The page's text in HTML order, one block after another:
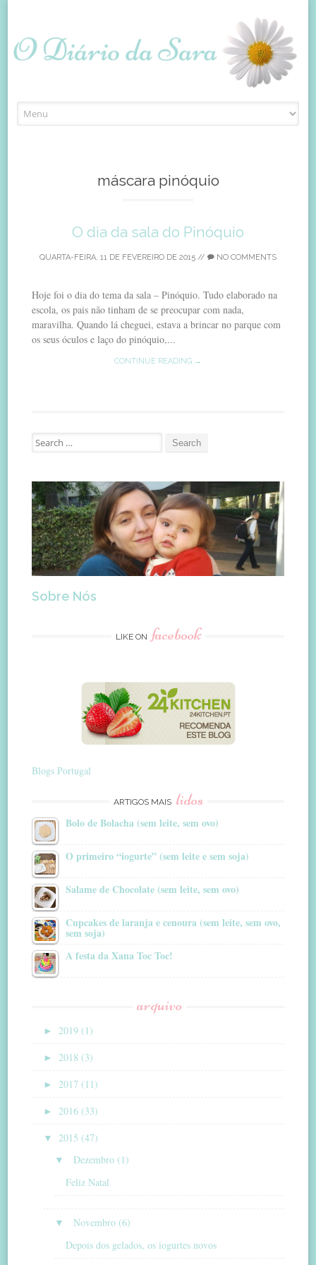
to
máscara pinóquio
O dia da sala do Pinóquio
QUARTA-FEIRA, 11 DE FEVEREIRO DE 2015 // NO COMMENTS
Hoje foi o dia do tema da sala – Pinóquio. Tudo elaborado na
escola, os pais não tinham de se preocupar com nada,
maravilha. Quando lá cheguei, estava a brincar no parque com
os seus óculos e laço do pinóquio,...
CONTINUE READING →
Search
for:
Sobre Nós
LIKE ON facebook
Blogs Portugal
ARTIGOS MAIS lidos
Bolo de Bolacha (sem leite, sem ovo)
O primeiro “iogurte” (sem leite e sem soja)
Salame de Chocolate (sem leite, sem ovo)
Cupcakes de laranja e cenoura (sem leite, sem ovo,
sem soja)
A festa da Xana Toc Toc!
arquivo
► 2019 (1)
► 2018 (3)
► 2017 (11)
► 2016 (33)
▼ 2015 (47)
▼
Dezembro (1)
Feliz Natal
▼
Novembro (6)
Depois dos gelados, os iogurtes novos